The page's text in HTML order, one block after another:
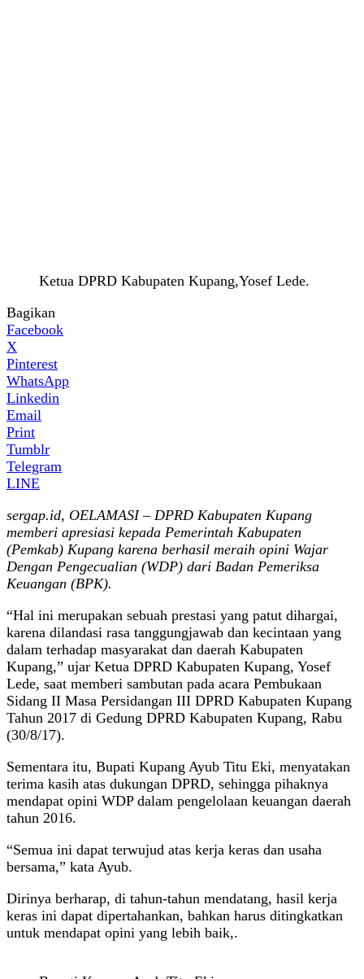
Ketua DPRD Kabupaten Kupang,Yosef Lede.
Bagikan
Facebook
X
Pinterest
WhatsApp
Linkedin
Email
Print
Tumblr
Telegram
LINE
sergap.id, OELAMASI – DPRD Kabupaten Kupang
memberi apresiasi kepada Pemerintah Kabupaten
(Pemkab) Kupang karena berhasil meraih opini Wajar
Dengan Pengecualian (WDP) dari Badan Pemeriksa
Keuangan (BPK).
“Hal ini merupakan sebuah prestasi yang patut dihargai,
karena dilandasi rasa tanggungjawab dan kecintaan yang
dalam terhadap masyarakat dan daerah Kabupaten
Kupang,” ujar Ketua DPRD Kabupaten Kupang, Yosef
Lede, saat memberi sambutan pada acara Pembukaan
Sidang II Masa Persidangan III DPRD Kabupaten Kupang
Tahun 2017 di Gedung DPRD Kabupaten Kupang, Rabu
(30/8/17).
Sementara itu, Bupati Kupang Ayub Titu Eki, menyatakan
terima kasih atas dukungan DPRD, sehingga pihaknya
mendapat opini WDP dalam pengelolaan keuangan daerah
tahun 2016.
“Semua ini dapat terwujud atas kerja keras dan usaha
bersama,” kata Ayub.
Dirinya berharap, di tahun-tahun mendatang, hasil kerja
keras ini dapat dipertahankan, bahkan harus ditingkatkan
untuk mendapat opini yang lebih baik,.